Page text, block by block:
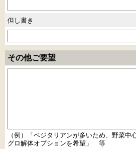
但し書き
その他ご要望
（例）「ベジタリアンが多いため、野菜
グロ解体オプションを希望」 等